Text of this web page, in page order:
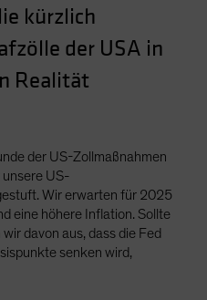
kürzlich
der USA in
Realität
der US-Zollmaßnahmen
US-
Wir erwarten für 2025
eine höhere Inflation. Sollte
davon aus, dass die Fed
senken wird,